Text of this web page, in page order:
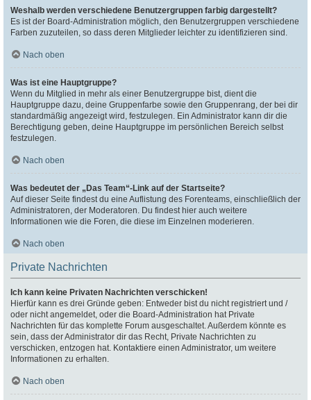
Weshalb werden verschiedene Benutzergruppen farbig dargestellt?
Es ist der Board-Administration möglich, den Benutzergruppen verschiedene
Farben zuzuteilen, so dass deren Mitglieder leichter zu identifizieren sind.
Nach oben
Was ist eine Hauptgruppe?
Wenn du Mitglied in mehr als einer Benutzergruppe bist, dient die
Hauptgruppe dazu, deine Gruppenfarbe sowie den Gruppenrang, der bei dir
standardmäßig angezeigt wird, festzulegen. Ein Administrator kann dir die
Berechtigung geben, deine Hauptgruppe im persönlichen Bereich selbst
festzulegen.
Nach oben
Was bedeutet der „Das Team“-Link auf der Startseite?
Auf dieser Seite findest du eine Auflistung des Forenteams, einschließlich der
Administratoren, der Moderatoren. Du findest hier auch weitere
Informationen wie die Foren, die diese im Einzelnen moderieren.
Nach oben
Private Nachrichten
Ich kann keine Privaten Nachrichten verschicken!
Hierfür kann es drei Gründe geben: Entweder bist du nicht registriert und /
oder nicht angemeldet, oder die Board-Administration hat Private
Nachrichten für das komplette Forum ausgeschaltet. Außerdem könnte es
sein, dass der Administrator dir das Recht, Private Nachrichten zu
verschicken, entzogen hat. Kontaktiere einen Administrator, um weitere
Informationen zu erhalten.
Nach oben